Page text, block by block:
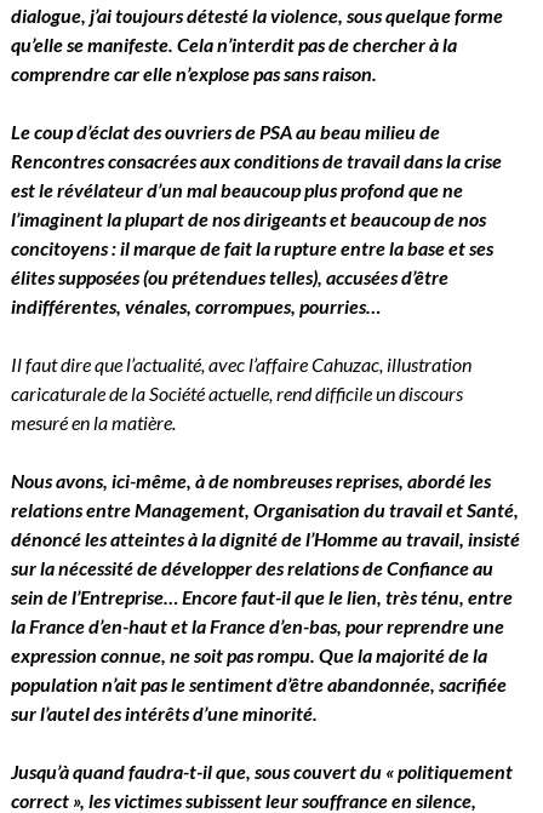
dialogue, j’ai toujours détesté la violence, sous quelque forme
qu’elle se manifeste. Cela n’interdit pas de chercher à la
comprendre car elle n’explose pas sans raison.
Le coup d’éclat des ouvriers de PSA au beau milieu de
Rencontres consacrées aux conditions de travail dans la crise
est le révélateur d’un mal beaucoup plus profond que ne
l’imaginent la plupart de nos dirigeants et beaucoup de nos
concitoyens : il marque de fait la rupture entre la base et ses
élites supposées (ou prétendues telles), accusées d’être
indifférentes, vénales, corrompues, pourries…
Il faut dire que l’actualité, avec l’affaire Cahuzac, illustration
caricaturale de la Société actuelle, rend difficile un discours
mesuré en la matière.
Nous avons, ici-même, à de nombreuses reprises, abordé les
relations entre Management, Organisation du travail et Santé,
dénoncé les atteintes à la dignité de l’Homme au travail, insisté
sur la nécessité de développer des relations de Confiance au
sein de l’Entreprise… Encore faut-il que le lien, très ténu, entre
la France d’en-haut et la France d’en-bas, pour reprendre une
expression connue, ne soit pas rompu. Que la majorité de la
population n’ait pas le sentiment d’être abandonnée, sacrifiée
sur l’autel des intérêts d’une minorité.
Jusqu’à quand faudra-t-il que, sous couvert du « politiquement
correct », les victimes subissent leur souffrance en silence,